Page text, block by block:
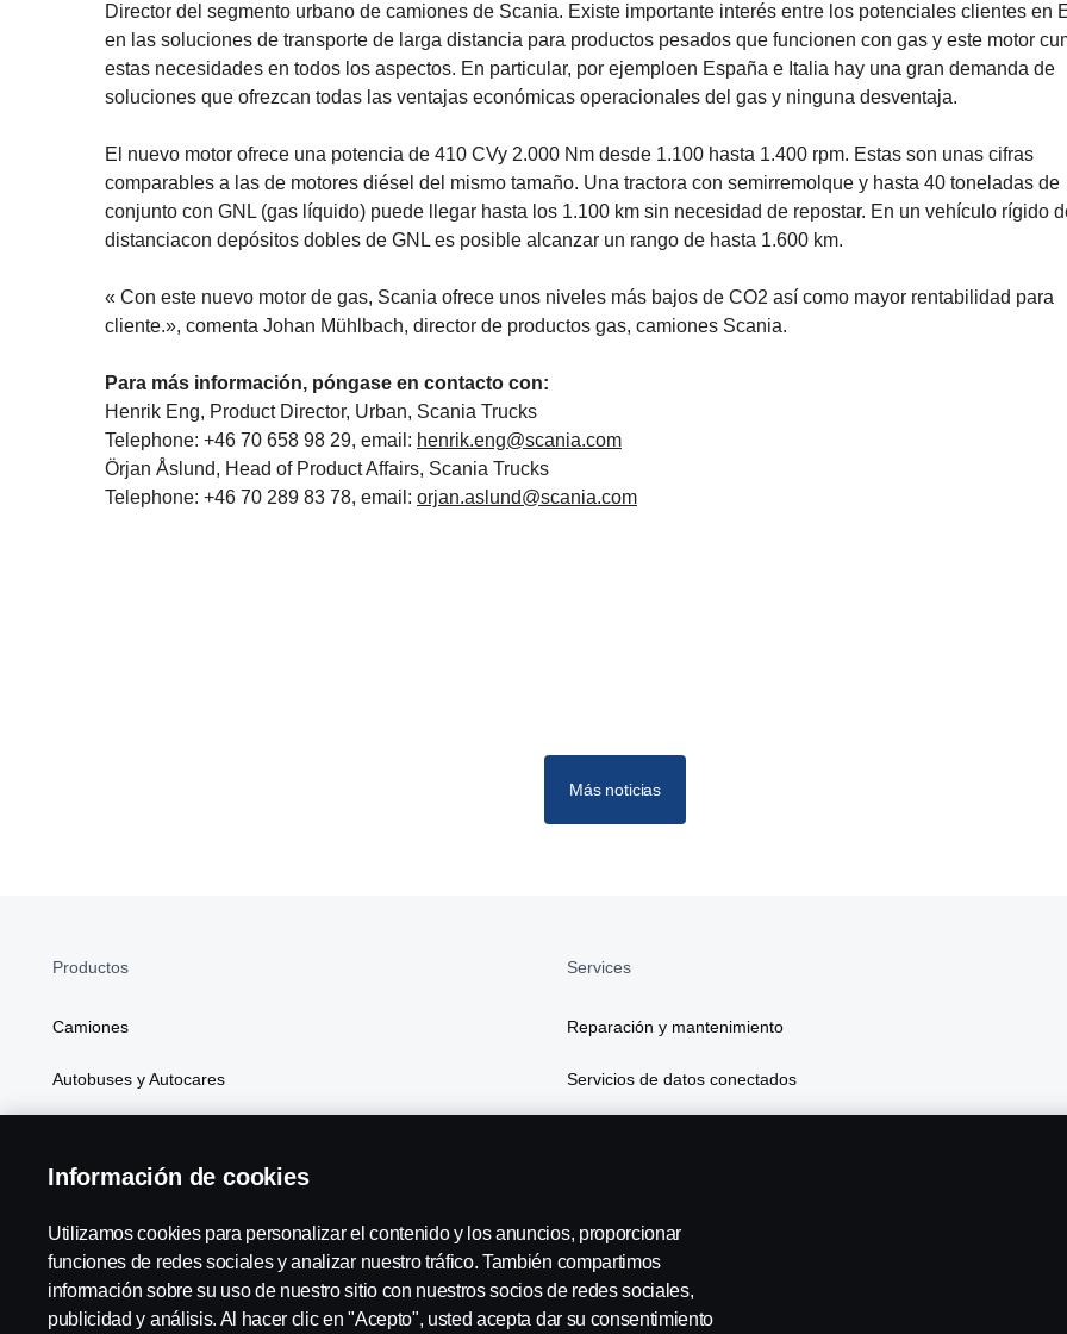
Director del segmento urbano de camiones de Scania. Existe importante interés entre los potenciales clientes en
en las soluciones de transporte de larga distancia para productos pesados que funcionen con gas y este motor
estas necesidades en todos los aspectos. En particular, por ejemploen España e Italia hay una gran demanda de
soluciones que ofrezcan todas las ventajas económicas operacionales del gas y ninguna desventaja.
El nuevo motor ofrece una potencia de 410 CVy 2.000 Nm desde 1.100 hasta 1.400 rpm. Estas son unas cifras
comparables a las de motores diésel del mismo tamaño. Una tractora con semirremolque y hasta 40 toneladas de
conjunto con GNL (gas líquido) puede llegar hasta los 1.100 km sin necesidad de repostar. En un vehículo rígido
distanciacon depósitos dobles de GNL es posible alcanzar un rango de hasta 1.600 km.
« Con este nuevo motor de gas, Scania ofrece unos niveles más bajos de CO2 así como mayor rentabilidad para
cliente.», comenta Johan Mühlbach, director de productos gas, camiones Scania.
Para más información, póngase en contacto con:
Henrik Eng, Product Director, Urban, Scania Trucks
Telephone: +46 70 658 98 29, email: henrik.eng@scania.com
Örjan Åslund, Head of Product Affairs, Scania Trucks
Telephone: +46 70 289 83 78, email: orjan.aslund@scania.com
Más noticias
Productos
Camiones
Autobuses y Autocares
Atributos
Services
Reparación y mantenimiento
Servicios de datos conectados
Scania in Your Region: España
Información de cookies
Utilizamos cookies para personalizar el contenido y los anuncios, proporcionar
funciones de redes sociales y analizar nuestro tráfico. También compartimos
información sobre su uso de nuestro sitio con nuestros socios de redes sociales,
publicidad y análisis. Al hacer clic en "Acepto", usted acepta dar su consentimiento